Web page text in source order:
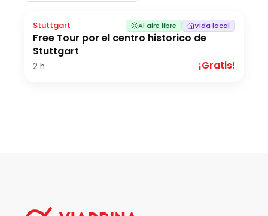
Stuttgart Al aire libre Vida local
Free Tour por el centro historico de
Stuttgart
2 h ¡Gratis!